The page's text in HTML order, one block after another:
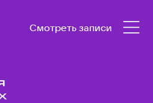
Смотреть записи